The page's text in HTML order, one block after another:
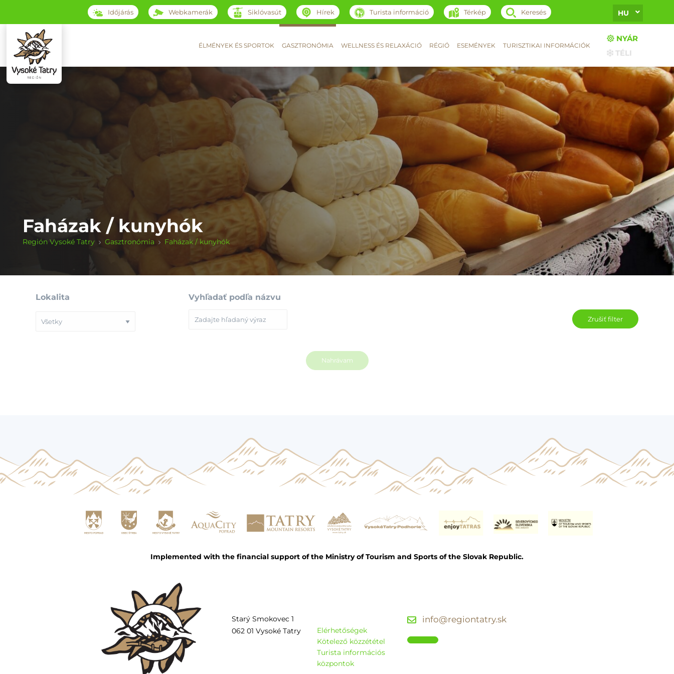
Időjárás Webkamerák Siklóvasút Hírek Turista információ Térkép Keresés HU
ÉLMÉNYEK ÉS SPORTOK GASZTRONÓMIA WELLNESS ÉS RELAXÁCIÓ RÉGIÓ ESEMÉNYEK TURISZTIKAI INFORMÁCIÓK
NYÁR
TÉLI
Faházak / kunyhók
Región Vysoké Tatry Gasztronómia Faházak / kunyhók
Lokalita Vyhľadať podľa názvu
Nahrávam
Implemented with the financial support of the Ministry of Tourism and Sports of the Slovak Republic.
Starý Smokovec 1
062 01 Vysoké Tatry
Elérhetőségek
Kötelező közzététel
Turista információs
központok
info@regiontatry.sk